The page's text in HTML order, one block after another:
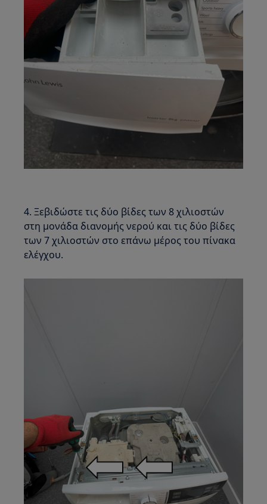
4. Ξεβιδώστε τις δύο βίδες των 8 χιλιοστών
στη μονάδα διανομής νερού και τις δύο βίδες
των 7 χιλιοστών στο επάνω μέρος του πίνακα
ελέγχου.